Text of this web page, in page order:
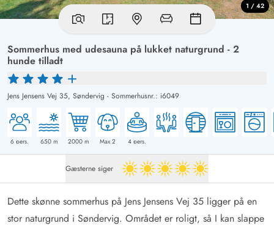
Sommerhus med udesauna på lukket naturgrund - 2
hunde tilladt
Jens Jensens Vej 35, Søndervig - Sommerhusnr.: i6049
6 pers. 650m 2000m Max 2 4 pers.
1 / 42
Gæsterne siger 5 ud af 5
Dette skønne sommerhus på Jens Jensens Vej 35 ligger på en
stor naturgrund i Søndervig. Området er roligt, så I kan slappe